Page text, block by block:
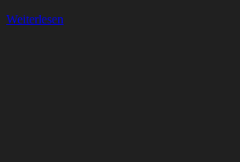
Weiterlesen